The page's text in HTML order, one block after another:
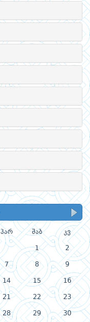
პარ შაბ კვ
1 2
7 8 9
14 15 16
21 22 23
28 29 30